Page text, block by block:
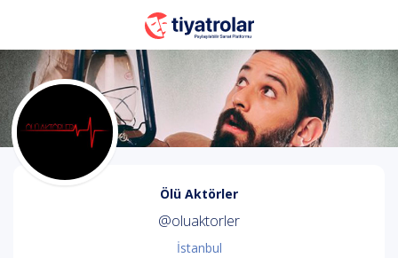
Ölü Aktörler
@oluaktorler
İstanbul